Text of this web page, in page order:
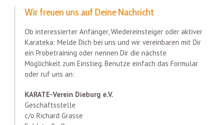
Wir freuen uns auf Deine Nachricht
Ob interessierter Anfänger, Wiedereinsteiger oder aktiver
Karateka: Melde Dich bei uns und wir vereinbaren mit Dir
ein Probetraining oder nennen Dir die nächste
Möglichkeit zum Einstieg. Benutze einfach das Formular
oder ruf uns an:
KARATE-Verein Dieburg e.V.
Geschäftsstelle
c/o Richard Grasse